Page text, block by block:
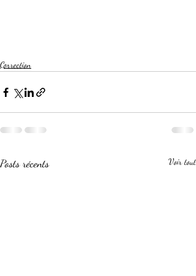
Correction
Posts récents Voir tout